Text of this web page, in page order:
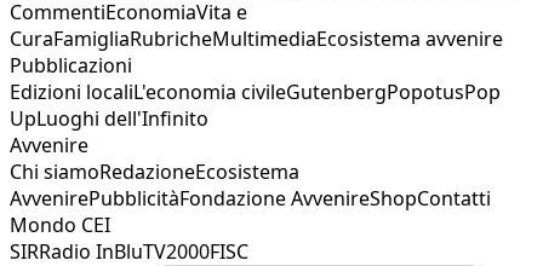
CommentiEconomiaVita e
CuraFamigliaRubricheMultimediaEcosistema avvenire
Pubblicazioni
Edizioni localiL'economia civileGutenbergPopotusPop
UpLuoghi dell'Infinito
Avvenire
Chi siamoRedazioneEcosistema
AvvenirePubblicitàFondazione AvvenireShopContatti
Mondo CEI
SIRRadio InBluTV2000FISC